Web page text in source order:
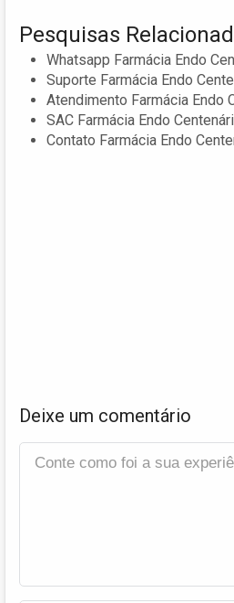
Pesquisas
Whatsapp Farmácia Endo
Suporte Farmácia Endo
Atendimento Farmácia Endo
SAC Farmácia Endo
Contato Farmácia Endo
Deixe um comentário